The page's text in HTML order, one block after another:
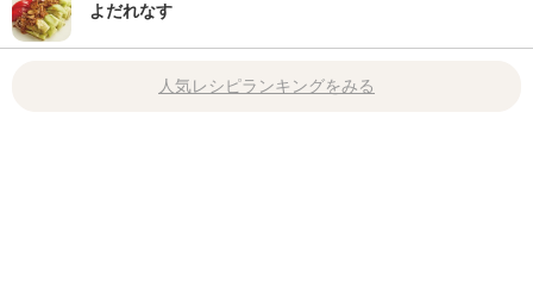
よだれなす
人気レシピランキングをみる